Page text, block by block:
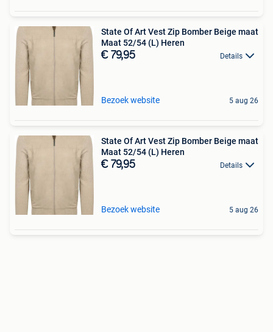
State Of Art Vest Zip Bomber Beige maat
Maat 52/54 (L) Heren
€ 79,95 Details
Bezoek website 5 aug 26
State Of Art Vest Zip Bomber Beige maat
Maat 52/54 (L) Heren
€ 79,95 Details
Bezoek website 5 aug 26